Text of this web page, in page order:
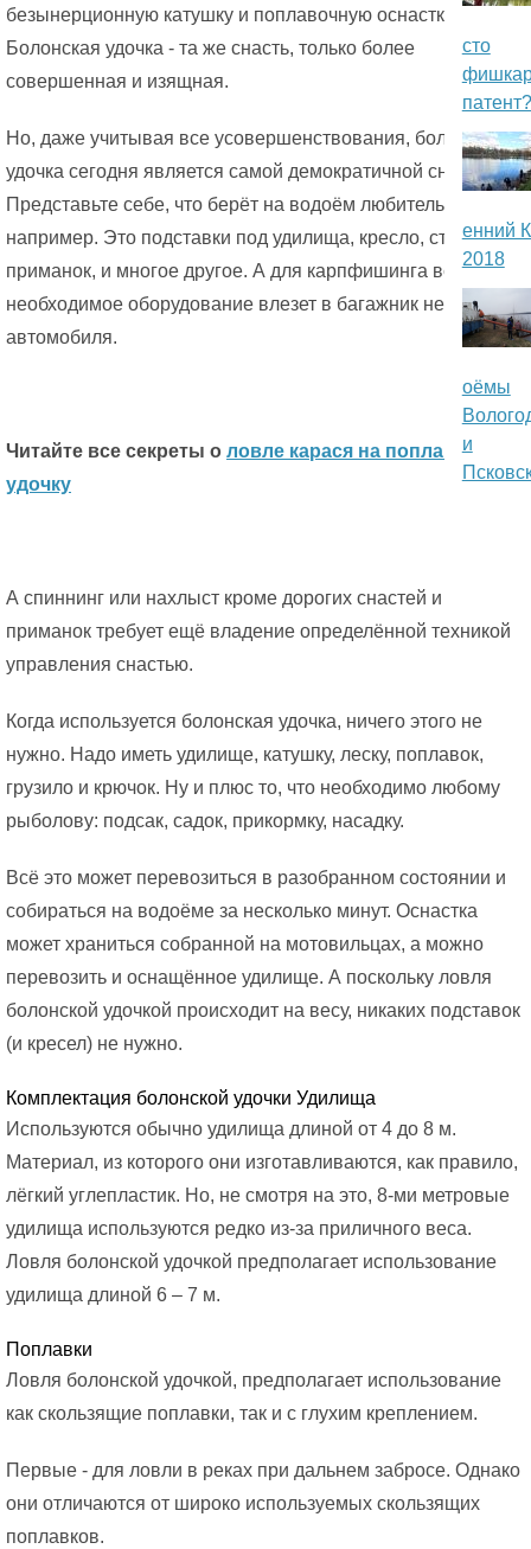
й
п
о
р
т
а
л
A
N
F
I
S
H
»
безынерционную катушку и поплавочную оснастку.
Болонская удочка - та же снасть, только более
совершенная и изящная.
Но, даже учитывая все усовершенствования, болонская
удочка сегодня является самой демократичной снастью.
Представьте себе, что берёт на водоём любитель фидера,
например. Это подставки под удилища, кресло, столик для
приманок, и многое другое. А для карпфишинга все
необходимое оборудование влезет в багажник не всякого
автомобиля.
Читайте все секреты о ловле карася на поплавочную
удочку
А спиннинг или нахлыст кроме дорогих снастей и
приманок требует ещё владение определённой техникой
управления снастью.
Когда используется болонская удочка, ничего этого не
нужно. Надо иметь удилище, катушку, леску, поплавок,
грузило и крючок. Ну и плюс то, что необходимо любому
рыболову: подсак, садок, прикормку, насадку.
Всё это может перевозиться в разобранном состоянии и
собираться на водоёме за несколько минут. Оснастка
может храниться собранной на мотовильцах, а можно
перевозить и оснащённое удилище. А поскольку ловля
болонской удочкой происходит на весу, никаких подставок
(и кресел) не нужно.
Комплектация болонской удочки Удилища
Используются обычно удилища длиной от 4 до 8 м.
Материал, из которого они изготавливаются, как правило,
лёгкий углепластик. Но, не смотря на это, 8-ми метровые
удилища используются редко из-за приличного веса.
Ловля болонской удочкой предполагает использование
удилища длиной 6 – 7 м.
Поплавки
Ловля болонской удочкой, предполагает использование
как скользящие поплавки, так и с глухим креплением.
Первые - для ловли в реках при дальнем забросе. Однако
они отличаются от широко используемых скользящих
поплавков.
сто
патент?
енний
2018
оёмы
и